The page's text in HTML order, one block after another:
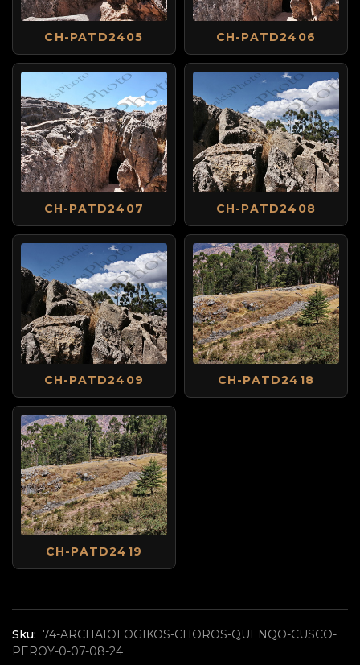
Sku: 74-ARCHAIOLOGIKOS-CHOROS-QUENQO-CUSCO-
PEROY-0-07-08-24
CH-PATD2405 CH-PATD2406
CH-PATD2407 CH-PATD2408
CH-PATD2409 CH-PATD2418
CH-PATD2419